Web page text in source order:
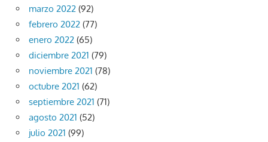
marzo 2022 (92)
febrero 2022 (77)
enero 2022 (65)
diciembre 2021 (79)
noviembre 2021 (78)
octubre 2021 (62)
septiembre 2021 (71)
agosto 2021 (52)
julio 2021 (99)